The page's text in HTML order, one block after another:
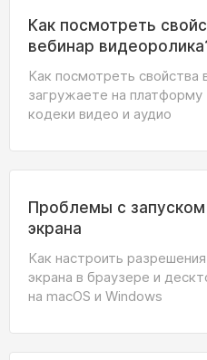
Как посмотреть
вебинар
Как посмотреть
загружаете на
кодеки видео и аудио
Проблемы с
экрана
Как настроить
экрана в браузере и
на macOS и Windows